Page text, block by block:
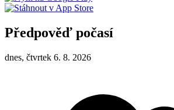
Předpověď počasí
dnes, čtvrtek 6. 8. 2026